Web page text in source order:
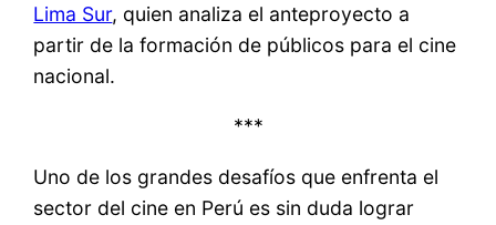
Lima Sur, quien analiza el anteproyecto a
partir de la formación de públicos para el cine
nacional.
***
Uno de los grandes desafíos que enfrenta el
sector del cine en Perú es sin duda lograr